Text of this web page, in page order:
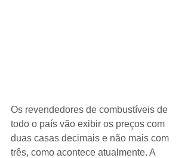
Os revendedores de combustíveis de
todo o país vão exibir os preços com
duas casas decimais e não mais com
três, como acontece atualmente. A